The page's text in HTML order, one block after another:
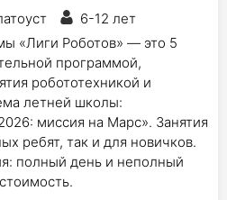
6-12 лет
«Лиги Роботов» — это 5
программой,
робототехникой и
летней школы:
миссия на Марс». Занятия
ребят, так и для новичков.
полный день и неполный